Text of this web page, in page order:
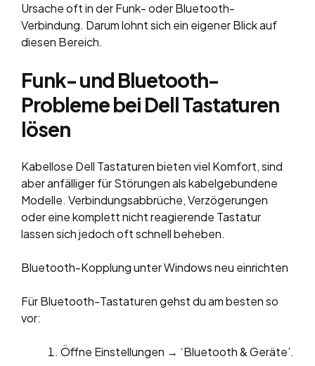
Ursache oft in der Funk- oder Bluetooth-
Verbindung. Darum lohnt sich ein eigener Blick auf
diesen Bereich.
Funk- und Bluetooth-
Probleme bei Dell Tastaturen
lösen
Kabellose Dell Tastaturen bieten viel Komfort, sind
aber anfälliger für Störungen als kabelgebundene
Modelle. Verbindungsabbrüche, Verzögerungen
oder eine komplett nicht reagierende Tastatur
lassen sich jedoch oft schnell beheben.
Bluetooth-Kopplung unter Windows neu einrichten
Für Bluetooth-Tastaturen gehst du am besten so
vor:
Öffne Einstellungen → ‘Bluetooth & Geräte’.